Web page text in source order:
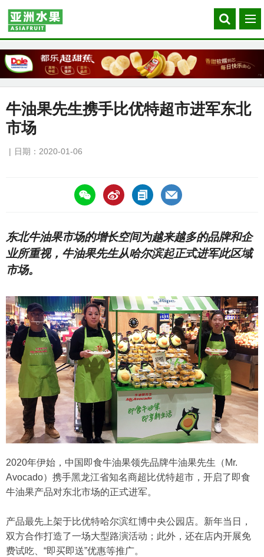
Search
our
菜
单
牛油果先生携手比优特超市进军东北
市场
日期：2020-01-06
https://asiafruitchina.net/19041.html
东北牛油果市场的增长空间为越来越多的品牌和企
业所重视，牛油果先生从哈尔滨起正式进军此区域
市场。
2020年伊始，中国即食牛油果领先品牌牛油果先生（Mr.
Avocado）携手黑龙江省知名商超比优特超市，开启了即食
牛油果产品对东北市场的正式进军。
产品最先上架于比优特哈尔滨红博中央公园店。新年当日，
双方合作打造了一场大型路演活动；此外，还在店内开展免
费试吃、“即买即送”优惠等推广。